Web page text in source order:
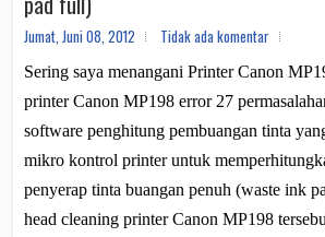
Jumat, Juni 08, 2012 Tidak ada komentar
Sering saya menangani Printer Canon
printer Canon MP198 error 27
software penghitung pembuangan tinta
mikro kontrol printer untuk
penyerap tinta buangan penuh (waste ink
head cleaning printer Canon MP198